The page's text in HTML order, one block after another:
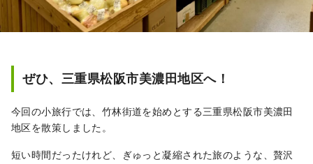
ぜひ、三重県松阪市美濃田地区へ！
今回の小旅行では、竹林街道を始めとする三重県松阪市美濃田
地区を散策しました。
短い時間だったけれど、ぎゅっと凝縮された旅のような、贅沢